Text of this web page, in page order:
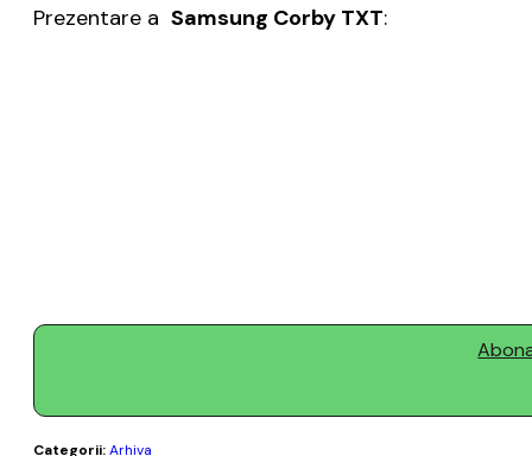
Prezentare a Samsung Corby TXT:
Categorii:Arhiva